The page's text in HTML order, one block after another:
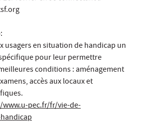
usagers en situation de handicap un
pour leur permettre
conditions : aménagement
accès aux locaux et
pec.fr/fr/vie-de-